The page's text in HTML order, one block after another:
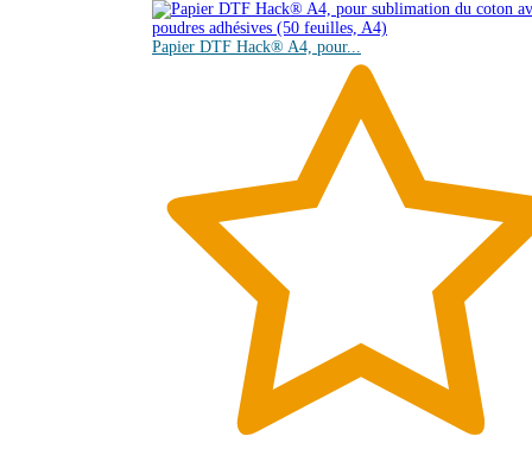
Papier DTF Hack® A4, pour...